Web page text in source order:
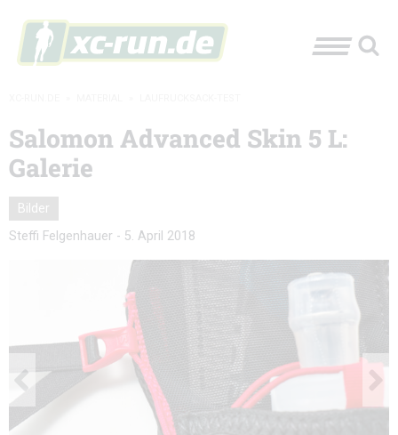
Salomon Advanced Skin 5 L:
Galerie
Bilder
Steffi Felgenhauer - 5. April 2018